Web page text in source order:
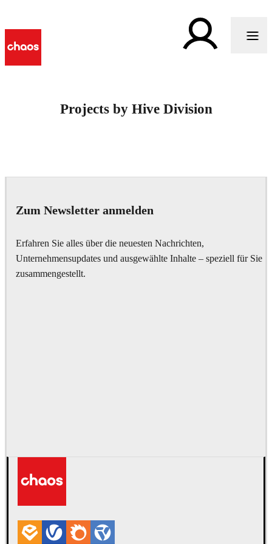
Projects by Hive Division
Zum Newsletter anmelden
Erfahren Sie alles über die neuesten Nachrichten,
Unternehmensupdates und ausgewählte Inhalte – speziell für Sie
zusammengestellt.